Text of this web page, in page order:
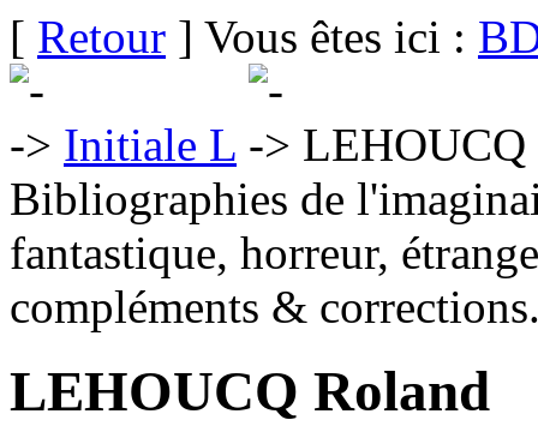
[ Retour ] Vous êtes ici :
Initiale L
LEHOUCQ
Bibliographies de
fantastique, horreur,
compléments &
LEHOUCQ Roland